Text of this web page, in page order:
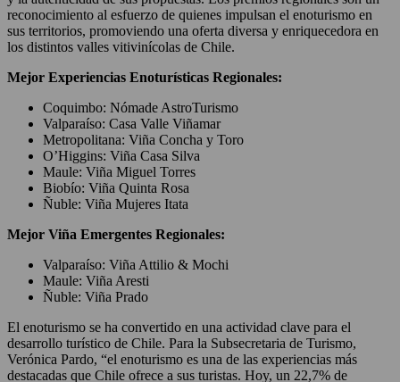
reconocimiento al esfuerzo de quienes impulsan el enoturismo en
sus territorios, promoviendo una oferta diversa y enriquecedora en
los distintos valles vitivinícolas de Chile.
Mejor Experiencias Enoturísticas Regionales:
Coquimbo: Nómade AstroTurismo
Valparaíso: Casa Valle Viñamar
Metropolitana: Viña Concha y Toro
O’Higgins: Viña Casa Silva
Maule: Viña Miguel Torres
Biobío: Viña Quinta Rosa
Ñuble: Viña Mujeres Itata
Mejor Viña Emergentes Regionales:
Valparaíso: Viña Attilio & Mochi
Maule: Viña Aresti
Ñuble: Viña Prado
El enoturismo se ha convertido en una actividad clave para el
desarrollo turístico de Chile. Para la Subsecretaria de Turismo,
Verónica Pardo, “el enoturismo es una de las experiencias más
destacadas que Chile ofrece a sus turistas. Hoy, un 22,7% de